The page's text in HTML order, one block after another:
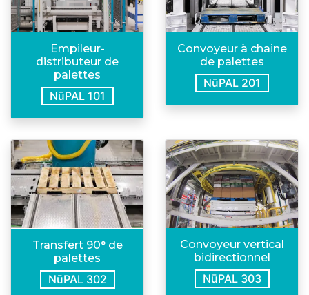
Empileur-
distributeur de
palettes
NūPAL 101
Convoyeur à chaine
de palettes
NūPAL 201
Transfert 90° de
palettes
NūPAL 302
Convoyeur vertical
bidirectionnel
NūPAL 303